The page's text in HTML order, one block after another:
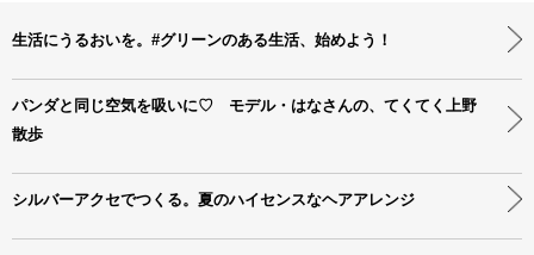
生活にうるおいを。#グリーンのある生活、始めよう！
パンダと同じ空気を吸いに♡ モデル・はなさんの、てくてく上野
散歩
シルバーアクセでつくる。夏のハイセンスなヘアアレンジ